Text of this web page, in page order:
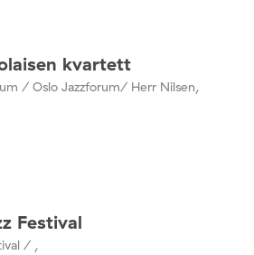
kvartett
/ Oslo Jazzforum/ Herr Nilsen,
Festival
/ ,